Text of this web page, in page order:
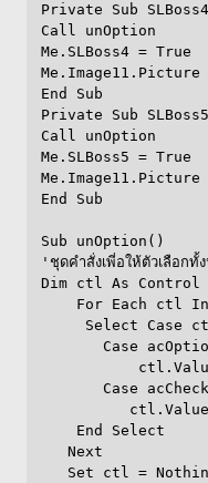
Private Sub
Call unOption
Me.SLBoss4 = True
End Sub
Private Sub
Call unOption
Me.SLBoss5 = True
End Sub
Sub unOption()
'ชุดคำสั่งเพี่อให้ตัวเลือกทั้
Dim ctl As Control
For Each ctl In
Select Case
Case
ctl.Value
Case
ctl.Value =
End Select
Next
Set ctl =